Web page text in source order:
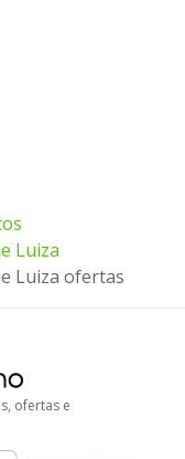
Luiza
Luiza ofertas
ofertas e